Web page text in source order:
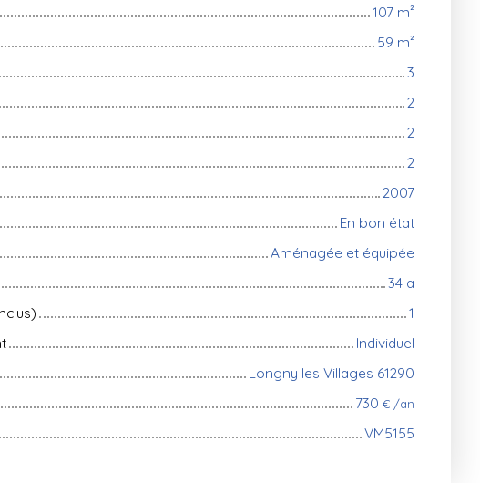
107 m²
59 m²
3
2
2
2
2007
En bon état
Aménagée et équipée
34 a
1
Individuel
Longny les Villages 61290
730 € /an
VM5155